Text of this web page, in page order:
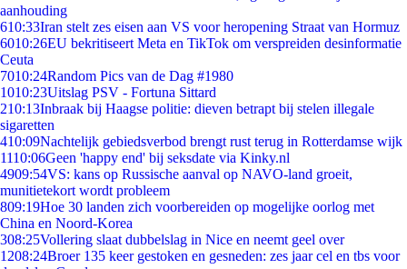
aanhouding
610:33Iran stelt zes eisen aan VS voor heropening Straat van Hormuz
6010:26EU bekritiseert Meta en TikTok om verspreiden desinformatie
Ceuta
7010:24Random Pics van de Dag #1980
1010:23Uitslag PSV - Fortuna Sittard
210:13Inbraak bij Haagse politie: dieven betrapt bij stelen illegale
sigaretten
410:09Nachtelijk gebiedsverbod brengt rust terug in Rotterdamse wijk
1110:06Geen 'happy end' bij seksdate via Kinky.nl
4909:54VS: kans op Russische aanval op NAVO-land groeit,
munitietekort wordt probleem
809:19Hoe 30 landen zich voorbereiden op mogelijke oorlog met
China en Noord-Korea
308:25Vollering slaat dubbelslag in Nice en neemt geel over
1208:24Broer 135 keer gestoken en gesneden: zes jaar cel en tbs voor